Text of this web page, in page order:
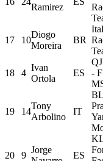
Ramirez
17 10
Diogo
Moreira
BR
18 4
Ivan
Ortola
ES
-
19 14
Tony
Arbolino
IT
20 9
Jorge
ES